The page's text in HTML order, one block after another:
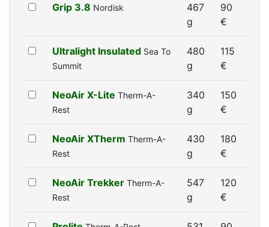
Grip 3.8 Nordisk
467
g
90
€
Ultralight Insulated Sea To
Summit
480
g
115
€
NeoAir X-Lite Therm-A-
Rest
340
g
150
€
NeoAir XTherm Therm-A-
Rest
430
g
180
€
NeoAir Trekker Therm-A-
Rest
547
g
120
€